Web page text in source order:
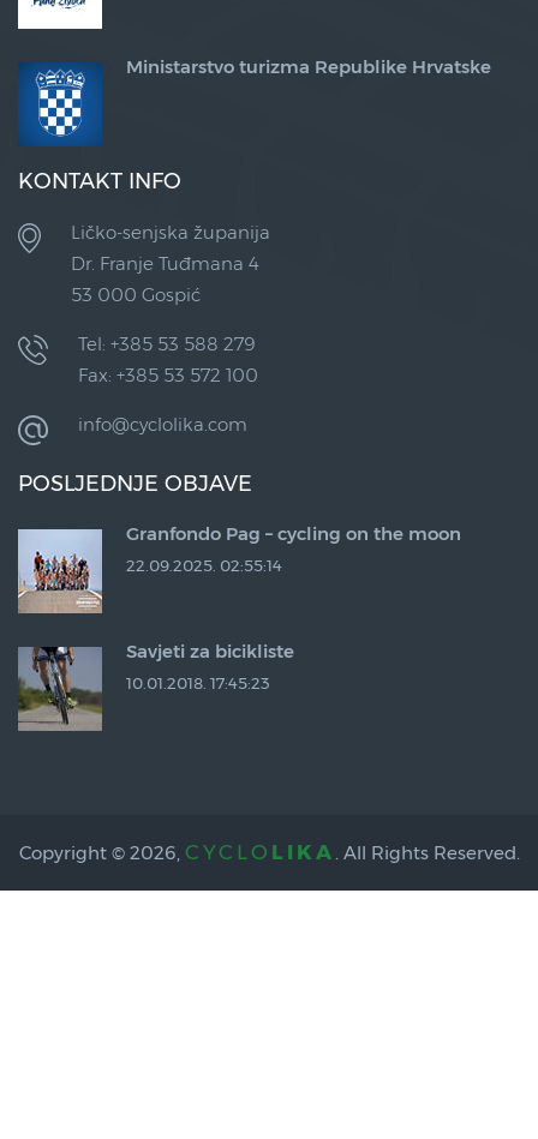
Ministarstvo turizma Republike Hrvatske
KONTAKT INFO
Ličko-senjska županija
Dr. Franje Tuđmana 4
53 000 Gospić
Tel: +385 53 588 279
Fax: +385 53 572 100
info@cyclolika.com
POSLJEDNJE OBJAVE
Granfondo Pag – cycling on the moon
22.09.2025. 02:55:14
Savjeti za bicikliste
10.01.2018. 17:45:23
Copyright © 2026, CYCLO LIKA . All Rights Reserved.